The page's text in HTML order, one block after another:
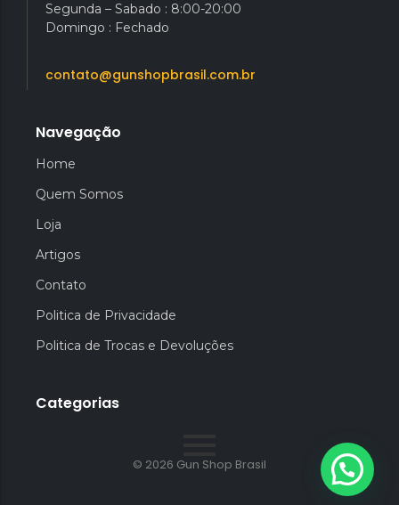
Segunda – Sabado : 8:00-20:00
Domingo : Fechado
contato@gunshopbrasil.com.br
Navegação
Home
Quem Somos
Loja
Artigos
Contato
Politica de Privacidade
Politica de Trocas e Devoluções
Categorias
© 2026 Gun Shop Brasil